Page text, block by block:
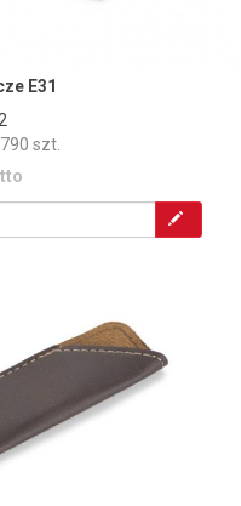
E31
szt.